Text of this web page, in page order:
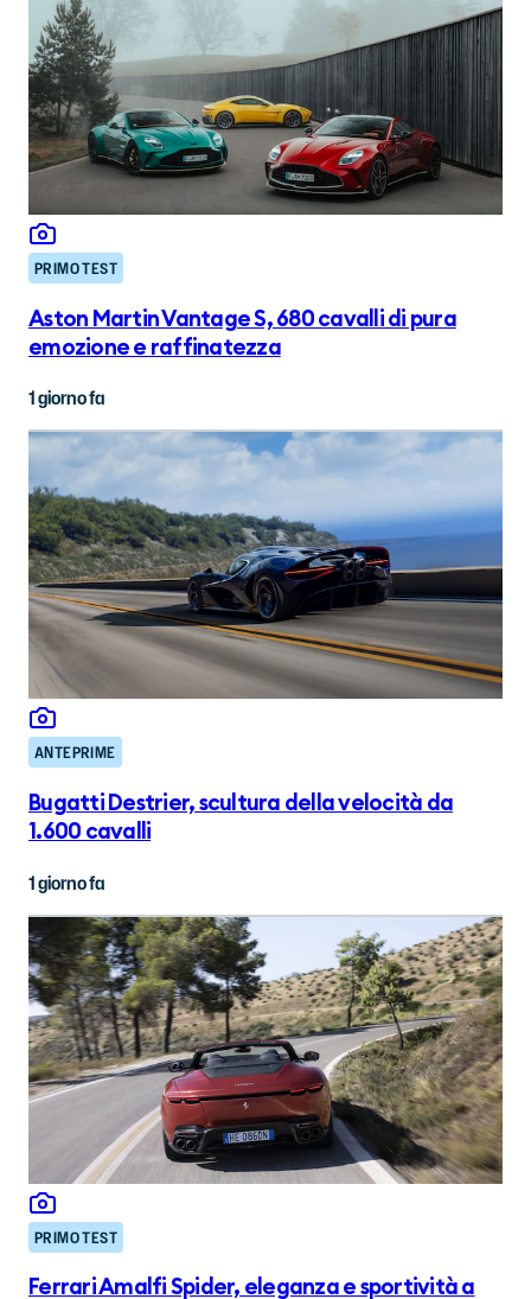
PRIMO TEST
Aston Martin Vantage S, 680 cavalli di pura
emozione e raffinatezza
1 giorno fa
ANTEPRIME
Bugatti Destrier, scultura della velocità da
1.600 cavalli
1 giorno fa
PRIMO TEST
Ferrari Amalfi Spider, eleganza e sportività a